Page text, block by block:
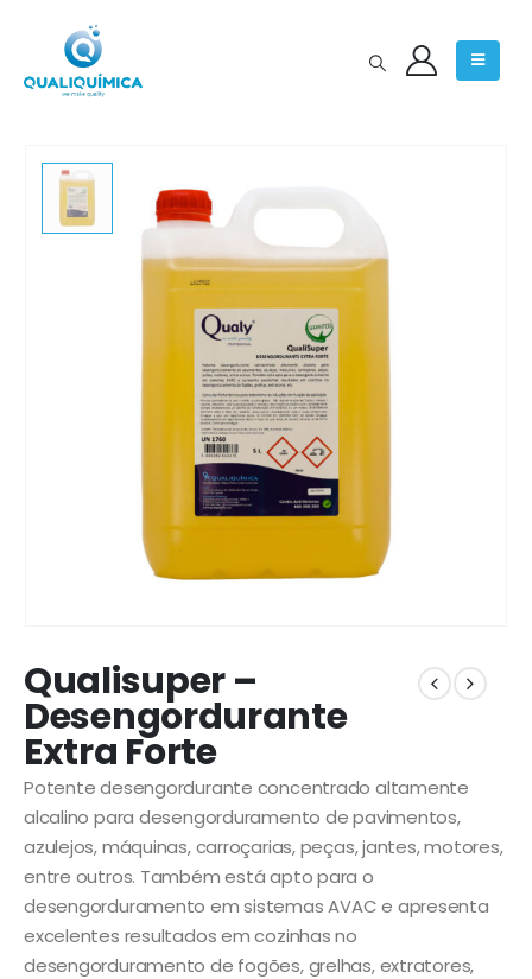
Qualisuper –
Desengordurante
Extra Forte
Potente desengordurante concentrado altamente
alcalino para desengorduramento de pavimentos,
azulejos, máquinas, carroçarias, peças, jantes, motores,
entre outros. Também está apto para o
desengorduramento em sistemas AVAC e apresenta
excelentes resultados em cozinhas no
desengorduramento de fogões, grelhas, extratores,